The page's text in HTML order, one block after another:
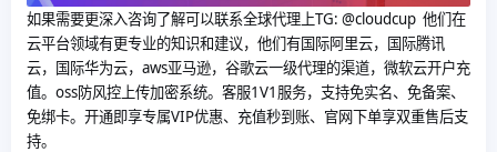
如果需要更深入咨询了解可以联系全球代理上TG: @cloudcup 他们在
云平台领域有更专业的知识和建议，他们有国际阿里云，国际腾讯
云，国际华为云，aws亚马逊，谷歌云一级代理的渠道，微软云开户充
值。oss防风控上传加密系统。客服1V1服务，支持免实名、免备案、
免绑卡。开通即享专属VIP优惠、充值秒到账、官网下单享双重售后支
持。